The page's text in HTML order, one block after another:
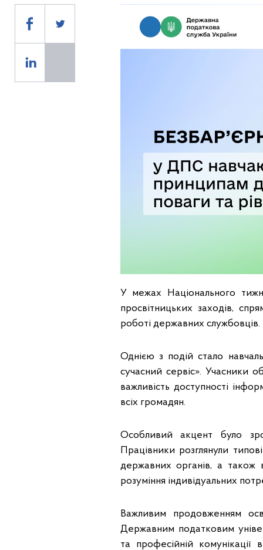
У межах Національного
просвітницьких заходів,
роботі державних службовців.
Однією з подій стало
сучасний сервіс». Учасники
важливість доступності
всіх громадян.
Особливий акцент було
Працівники розглянули
державних органів, а також
розуміння індивідуальних
Важливим продовженням
Державним податковим
та професійній комунікації